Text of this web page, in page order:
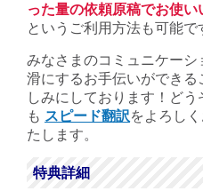
った量の依頼原稿でお使い
というご利用方法も可能で
みなさまのコミュニケーシ
滑にするお手伝いができる
しみにしております！どう
も スピード翻訳をよろし
たします。
特典詳細